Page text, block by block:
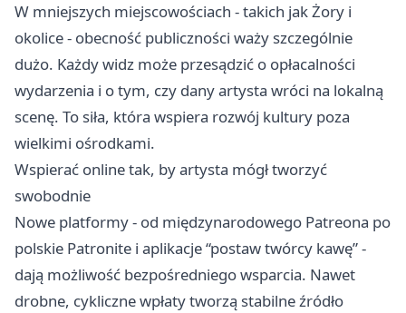
W mniejszych miejscowościach - takich jak Żory i
okolice - obecność publiczności waży szczególnie
dużo. Każdy widz może przesądzić o opłacalności
wydarzenia i o tym, czy dany artysta wróci na lokalną
scenę. To siła, która wspiera rozwój kultury poza
wielkimi ośrodkami.
Wspierać online tak, by artysta mógł tworzyć
swobodnie
Nowe platformy - od międzynarodowego Patreona po
polskie Patronite i aplikacje “postaw twórcy kawę” -
dają możliwość bezpośredniego wsparcia. Nawet
drobne, cykliczne wpłaty tworzą stabilne źródło